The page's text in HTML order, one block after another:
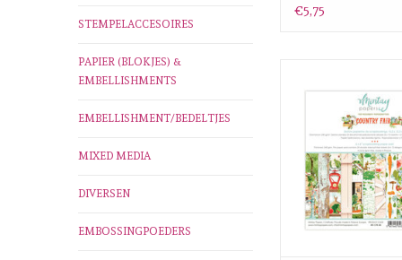
STEMPELACCESOIRES
PAPIER (BLOKJES) &
EMBELLISHMENTS
EMBELLISHMENT/BEDELTJES
MIXED MEDIA
DIVERSEN
EMBOSSINGPOEDERS
MT-BLT-08
€5,75
ZUM WARENKORB